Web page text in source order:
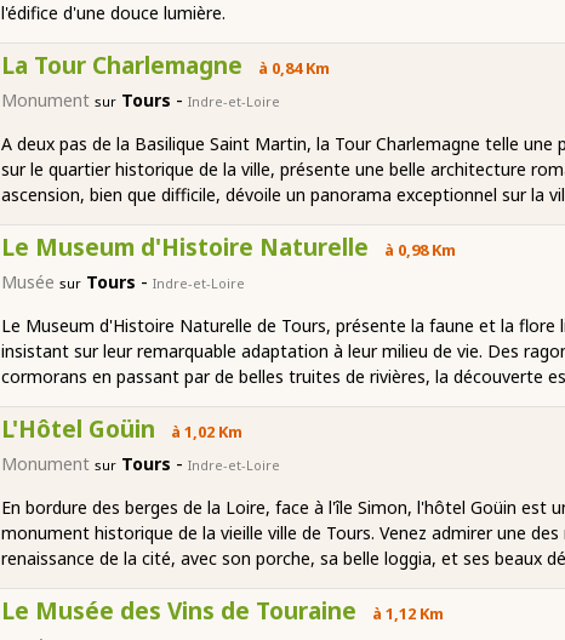
l'édifice d'une douce lumière.
La Tour Charlemagne à 0,84 Km
Monument sur Tours - Indre-et-Loire
A deux pas de la Basilique Saint Martin, la Tour Charlemagne telle une
sur le quartier historique de la ville, présente une belle architecture
ascension, bien que difficile, dévoile un panorama exceptionnel sur la
Le Museum d'Histoire Naturelle à 0,98 Km
Musée sur Tours - Indre-et-Loire
Le Museum d'Histoire Naturelle de Tours, présente la faune et la flore
insistant sur leur remarquable adaptation à leur milieu de vie. Des
cormorans en passant par de belles truites de rivières, la découverte
L'Hôtel Goüin à 1,02 Km
Monument sur Tours - Indre-et-Loire
En bordure des berges de la Loire, face à l'île Simon, l'hôtel Goüin est
monument historique de la vieille ville de Tours. Venez admirer une des
renaissance de la cité, avec son porche, sa belle loggia, et ses beaux
Le Musée des Vins de Touraine à 1,12 Km